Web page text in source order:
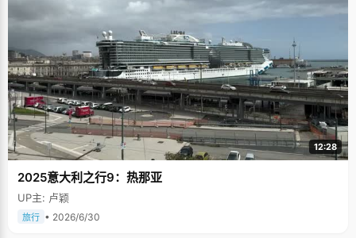
12:28
2025意大利之行9：热那亚
UP主: 卢颖
旅行 • 2026/6/30